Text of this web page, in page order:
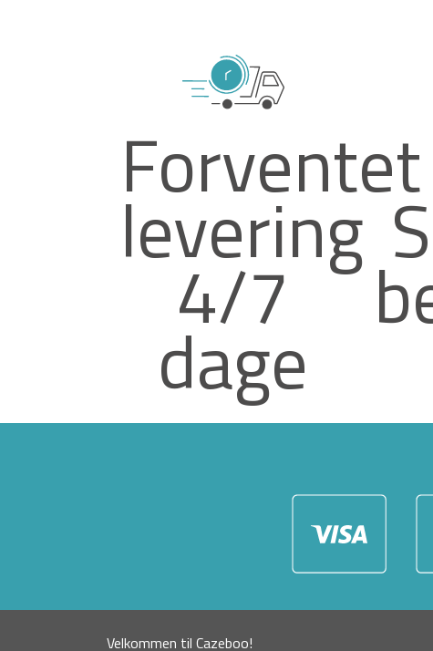
Forventet
levering
4/7
dage
Velkommen til Cazeboo!